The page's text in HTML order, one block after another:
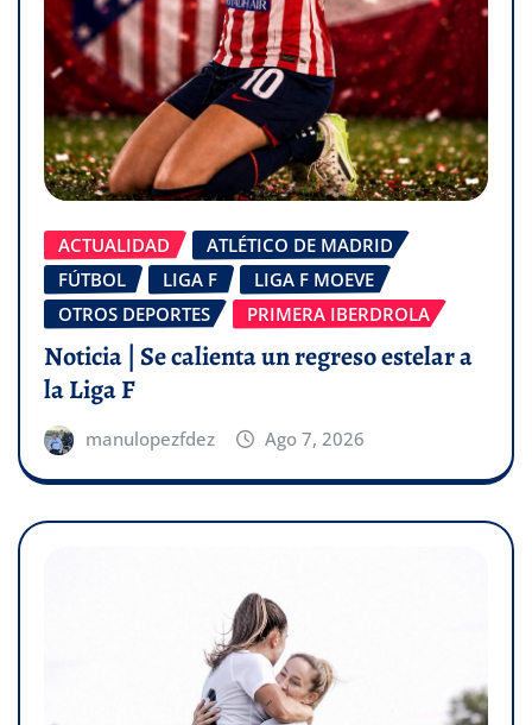
ACTUALIDAD
ATLÉTICO DE MADRID
FÚTBOL
LIGA F
LIGA F MOEVE
OTROS DEPORTES
PRIMERA IBERDROLA
Noticia | Se calienta un regreso estelar a
la Liga F
manulopezfdez Ago 7, 2026